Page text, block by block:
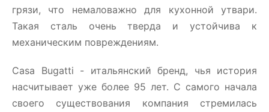
грязи, что немаловажно для кухонной утвари.
Такая сталь очень тверда и устойчива к
механическим повреждениям.
Casa Bugatti - итальянский бренд, чья история
насчитывает уже более 95 лет. С самого начала
своего существования компания стремилась